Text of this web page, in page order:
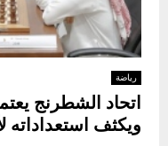
رياضة
اتحاد الشطرنج
ويكثف استعداداته